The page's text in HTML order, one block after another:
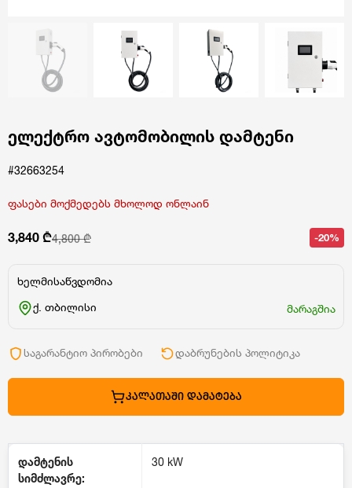
ელექტრო ავტომობილის დამტენი
#32663254
ფასები მოქმედებს მხოლოდ ონლაინ
3,840 ₾4,800 ₾ -20%
ხელმისაწვდომია
ქ. თბილისი
მარაგშია
საგარანტიო პირობები დაბრუნების პოლიტიკა
ᲙᲐᲚᲐᲗᲐᲨᲘ ᲓᲐᲛᲐᲢᲔᲑᲐ
დამტენის
სიმძლავრე:
30 kW